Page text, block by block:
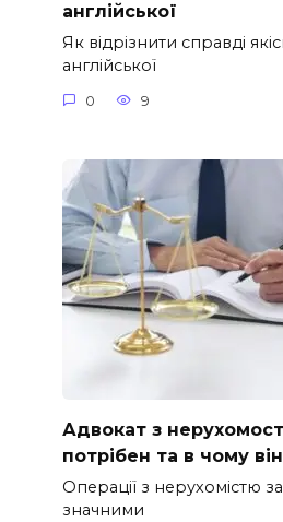
англійської
Як відрізнити справді
англійської
0 9
Адвокат з
потрібен та в чому
Операції з нерухомістю
значними